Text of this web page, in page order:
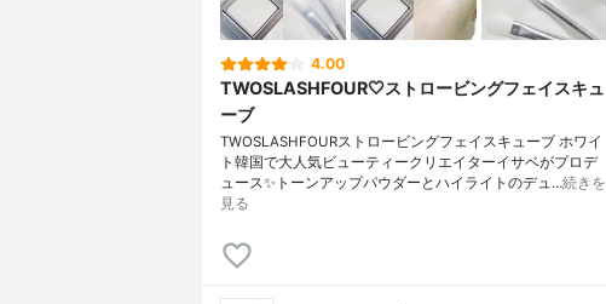
4.00
TWOSLASHFOUR🤍ストロービングフェイスキュ
ーブ
TWOSLASHFOURストロービングフェイスキューブ ホワイ
ト韓国で大人気ビューティークリエイターイサベがプロデ
ュース✨トーンアップパウダーとハイライトのデュ…続きを
見る